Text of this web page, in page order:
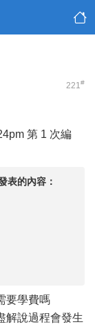
221#
第 1 次編
表的內容：
要學費嗎
解說過程會發生